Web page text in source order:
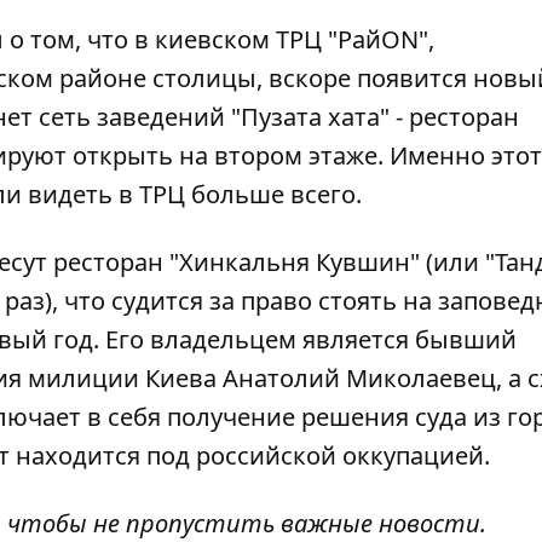
том, что в киевском ТРЦ "РайON",
районе столицы, вскоре появится
сеть заведений "Пузата хата" - ресторан
открыть на втором этаже. Именно этот
видеть в ТРЦ больше всего.
ресторан "Хинкальня Кувшин" (или
что судится за право стоять на
год. Его владельцем является бывший
милиции Киева Анатолий Миколаевец, а
в себя получение решения суда из
под российской оккупацией.
чтобы не пропустить важные новости.